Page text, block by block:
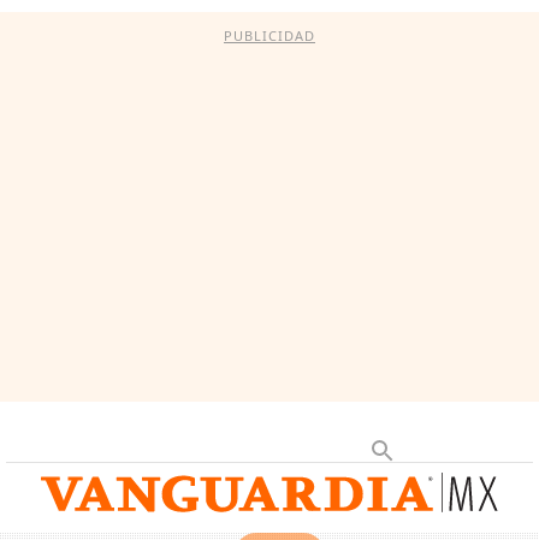
PUBLICIDAD